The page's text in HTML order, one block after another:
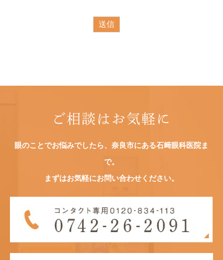
ご相談はお気軽に
眼のことでお悩みでしたら、奈良市にある石﨑眼科医院ま
で。
まずはお気軽にお問い合わせください。